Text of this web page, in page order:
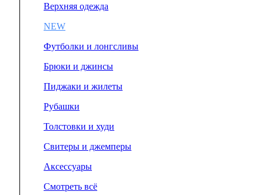
Верхняя одежда
NEW
Футболки и лонгсливы
Брюки и джинсы
Пиджаки и жилеты
Рубашки
Толстовки и худи
Свитеры и джемперы
Аксессуары
Смотреть всё